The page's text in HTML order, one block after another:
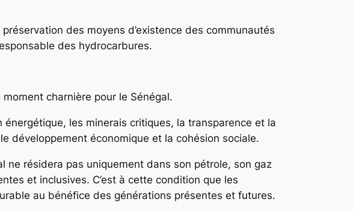
des moyens d’existence des communautés
des hydrocarbures.
charnière pour le Sénégal.
les minerais critiques, la transparence et la
développement économique et la cohésion sociale.
ne résidera pas uniquement dans son pétrole, son gaz
et inclusives. C’est à cette condition que les
au bénéfice des générations présentes et futures.